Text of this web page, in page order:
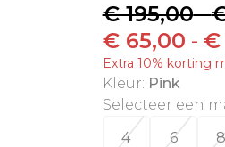
€ 195,00-
€ 65,00 - €
Extra 10% korting
Kleur: Pink
Selecteer een
4
6 8